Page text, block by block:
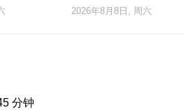
2026年8月8日, 周六
分钟